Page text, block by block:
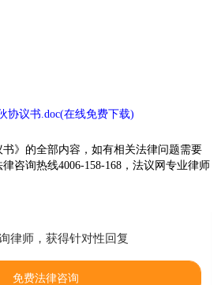
.doc(在线免费下载)
》的全部内容，如有相关法律问题需要
律咨询热线4006-158-168，法议网专业律师
律师，获得针对性回复
免费法律咨询